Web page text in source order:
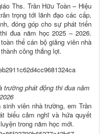
Trần Hữu Toàn – Hiệu
trọng tới lãnh đạo các cấp,
đóng góp cho sự phát triển
đua năm học 2025 – 2026.
thể cán bộ giảng viên nhà
công thắng lợi.
trường phát động thi đua năm
viên nhà trường, em Trần
biểu cảm nghĩ và hứa quyết
trong năm học mới.